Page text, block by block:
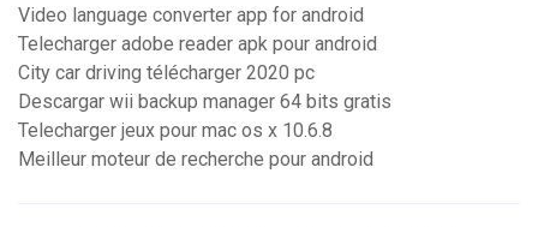
Video language converter app for android
Telecharger adobe reader apk pour android
City car driving télécharger 2020 pc
Descargar wii backup manager 64 bits gratis
Telecharger jeux pour mac os x 10.6.8
Meilleur moteur de recherche pour android